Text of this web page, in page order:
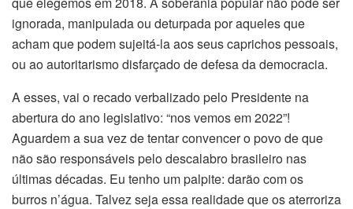
ignorada, manipulada ou deturpada por aqueles que
acham que podem sujeitá-la aos seus caprichos pessoais,
ou ao autoritarismo disfarçado de defesa da democracia.
A esses, vai o recado verbalizado pelo Presidente na
abertura do ano legislativo: “nos vemos em 2022”!
Aguardem a sua vez de tentar convencer o povo de que
não são responsáveis pelo descalabro brasileiro nas
últimas décadas. Eu tenho um palpite: darão com os
burros n’água. Talvez seja essa realidade que os aterroriza